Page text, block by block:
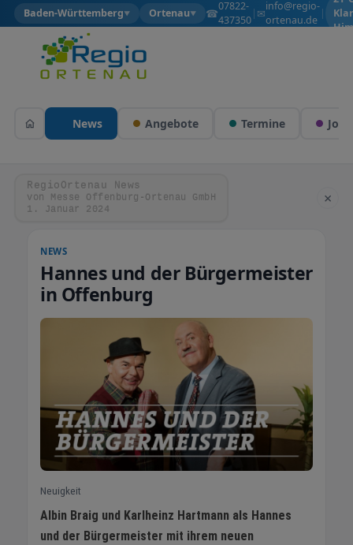
Baden-Württemberg▼ Ortenau▼ ☎07822-
437350
| ✉info@regio-
ortenau.de
|
News Angebote Termine Jobs
RegioOrtenau News
von Messe Offenburg-Ortenau GmbH
1. Januar 2024
×
NEWS
Hannes und der Bürgermeister
in Offenburg
Neuigkeit
Albin Braig und Karlheinz Hartmann als Hannes
und der Bürgermeister mit ihrem neuen